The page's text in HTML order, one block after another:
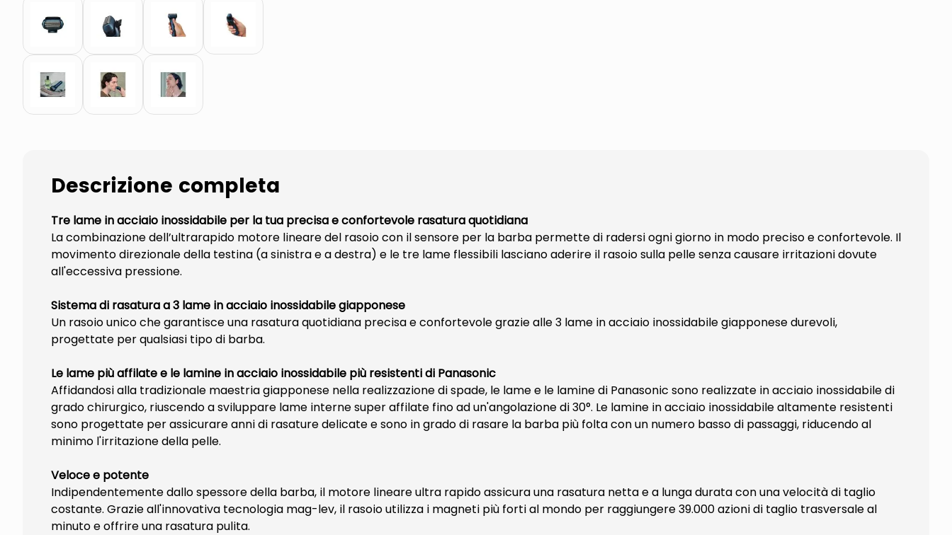
Descrizione completa
Tre lame in acciaio inossidabile per la tua precisa e confortevole rasatura quotidiana
La combinazione dell’ultrarapido motore lineare del rasoio con il sensore per la barba permette di radersi ogni giorno in modo preciso e confortevole. Il
movimento direzionale della testina (a sinistra e a destra) e le tre lame flessibili lasciano aderire il rasoio sulla pelle senza causare irritazioni dovute
all'eccessiva pressione.
Sistema di rasatura a 3 lame in acciaio inossidabile giapponese
Un rasoio unico che garantisce una rasatura quotidiana precisa e confortevole grazie alle 3 lame in acciaio inossidabile giapponese durevoli,
progettate per qualsiasi tipo di barba.
Le lame più affilate e le lamine in acciaio inossidabile più resistenti di Panasonic
Affidandosi alla tradizionale maestria giapponese nella realizzazione di spade, le lame e le lamine di Panasonic sono realizzate in acciaio inossidabile di
grado chirurgico, riuscendo a sviluppare lame interne super affilate fino ad un'angolazione di 30°. Le lamine in acciaio inossidabile altamente resistenti
sono progettate per assicurare anni di rasature delicate e sono in grado di rasare la barba più folta con un numero basso di passaggi, riducendo al
minimo l'irritazione della pelle.
Veloce e potente
Indipendentemente dallo spessore della barba, il motore lineare ultra rapido assicura una rasatura netta e a lunga durata con una velocità di taglio
costante. Grazie all'innovativa tecnologia mag-lev, il rasoio utilizza i magneti più forti al mondo per raggiungere 39.000 azioni di taglio trasversale al
minuto e offrire una rasatura pulita.